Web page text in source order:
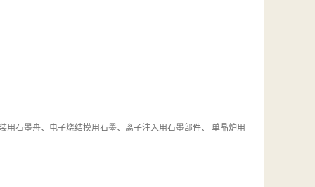
石墨舟、电子烧结模用石墨、离子注入用石墨部件、 单晶炉用